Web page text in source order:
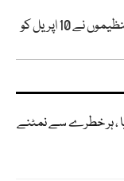
طے شدہ مسلم کیلنڈر پر عمل کرنے والی مسلم تنظیموں نے 10 اپریل کو
، ہر خطرے سے نمٹنے